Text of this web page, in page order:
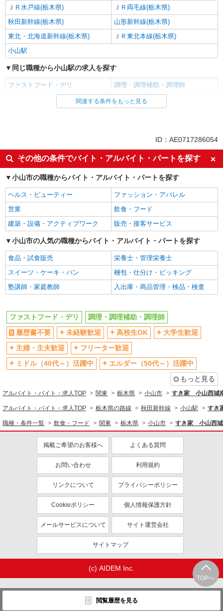
ＪＲ水戸線(栃木県)
ＪＲ両毛線(栃木県)
秋田新幹線(栃木県)
山形新幹線(栃木県)
東北・北海道新幹線(栃木県)
ＪＲ東北本線(栃木県)
小山駅
同じ職種から小山駅の求人を探す
ファストフード・デリ 調理・調理補助・調理師
同じ雇用形態から小山駅の求人を探す
履歴書不要
未経験歓迎
高校生OK
大学生歓迎
主婦・主夫歓迎
フリーター歓迎
ミドル（40代～）活躍中
エルダー（50代～）活躍中
シニア（60代～）活躍中
週2～3日勤務OK
短時間勤務（1日4h以内）OK
深夜
車通勤OK
扶養内勤務OK
交通費支給
社会保険あり
まかない・食事補助
社割・特典あり
制服貸与
研修制度あり
同じ職種から求人を探す
飲食・フード
ファストフード・デリ
調理・調理補助・調理師
同じ特徴から求人を探す
大学生歓迎
ミドル（40代～）活躍中
週2～3日勤務OK
短時間勤務（1日4h以内）OK
深夜
車通勤OK
扶養内勤務OK
社会保険あり
まかない・食事補助
関連する条件をもっと見る
ID：AE0717286054
その他の条件でバイト・アルバイト・パートを探す
小山市の職種からバイト・アルバイト・パートを探す
ヘルス・ビューティー
ファッション・アパレル
営業
飲食・フード
建築・設備・アクティブワーク
販売・接客サービス
小山市の人気の職種からバイト・アルバイト・パートを探す
食品・試食販売
栄養士・管理栄養士
スイーツ・ケーキ・パン
梱包・仕分け・ピッキング
塾講師・家庭教師
入出庫・商品管理・検品・検査
TOPへ
閲覧履歴を見る
ファストフード・デリ
調理・調理補助・調理師
履歴書不要
未経験歓迎 高校生OK
大学生歓迎
主婦・主夫歓迎
フリーター歓迎
ミドル（40代～）活躍中
エルダー（50代～）活躍中
もっと見る
アルバイト・バイト・求人TOP 関東 栃木県 小山市 すき家 小山西城
アルバイト・バイト・求人TOP 栃木県の路線 秋田新幹線 小山駅 すき
職種・条件一覧 飲食・フード 関東 栃木県 小山市 すき家 小山西城
掲載ご希望のお客様へ よくある質問
お問い合わせ 利用規約
リンクについて プライバシーポリシー
Cookieポリシー 個人情報保護方針
メールサービスについて サイト運営会社
サイトマップ
(c) AIDEM Inc.